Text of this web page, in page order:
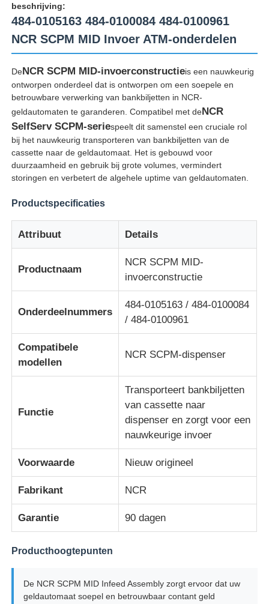
Producten
Videos
Fabrieksreis
Kwaliteitscontrole
Contacteer ons
nieuws
Alle Gevallen
Vraag een offerte aan
beschrijving:
484-0105163 484-0100084 484-0100961
NCR SCPM MID Invoer ATM-onderdelen
DeNCR SCPM MID-invoerconstructieis een nauwkeurig
ontworpen onderdeel dat is ontworpen om een ​​soepele en
betrouwbare verwerking van bankbiljetten in NCR-
geldautomaten te garanderen. Compatibel met deNCR
SelfServ SCPM-seriespeelt dit samenstel een cruciale rol
bij het nauwkeurig transporteren van bankbiljetten van de
cassette naar de geldautomaat. Het is gebouwd voor
duurzaamheid en gebruik bij grote volumes, vermindert
storingen en verbetert de algehele uptime van geldautomaten.
Productspecificaties
Attribuut Details
Productnaam
NCR SCPM MID-
invoerconstructie
Onderdeelnummers
484-0105163 / 484-0100084
/ 484-0100961
Compatibele
modellen
NCR SCPM-dispenser
Functie
Transporteert bankbiljetten
van cassette naar
dispenser en zorgt voor een
nauwkeurige invoer
Voorwaarde Nieuw origineel
Fabrikant NCR
Garantie 90 dagen
Producthoogtepunten
De NCR SCPM MID Infeed Assembly zorgt ervoor dat uw
geldautomaat soepel en betrouwbaar contant geld